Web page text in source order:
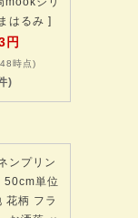
はるみ ]
円
時点)
)
ンプリン
50cm単位
花柄 フラ